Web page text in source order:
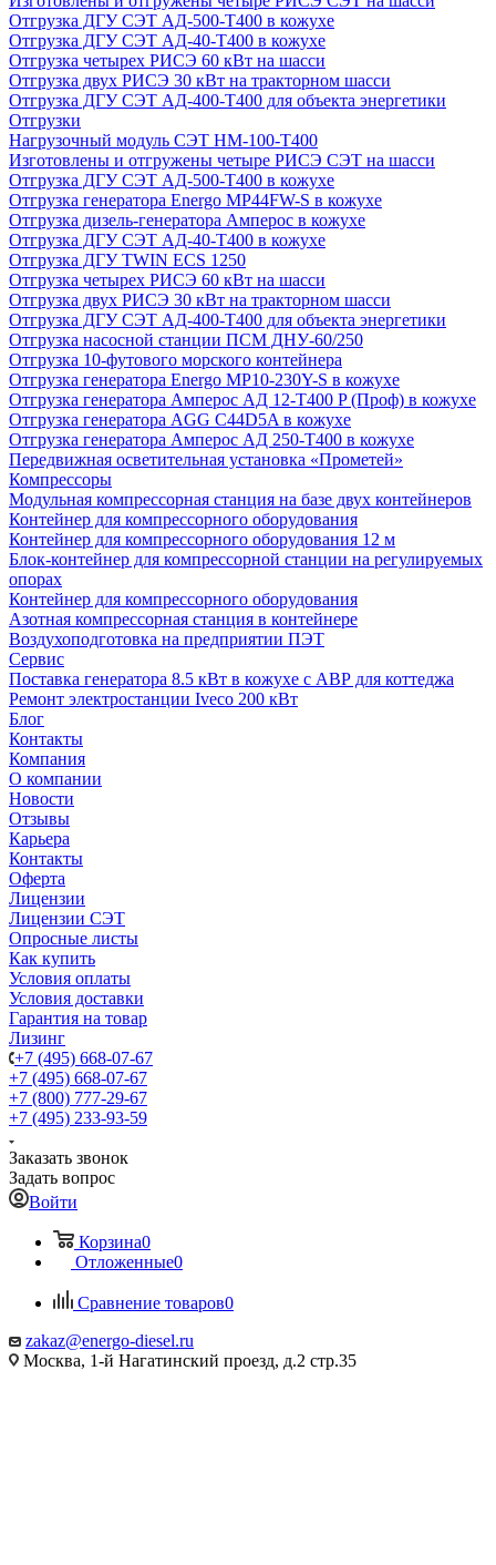
Отгрузка ДГУ СЭТ АД-500-Т400 в кожухе
Отгрузка ДГУ СЭТ АД-40-Т400 в кожухе
Отгрузка четырех РИСЭ 60 кВт на шасси
Отгрузка двух РИСЭ 30 кВт на тракторном шасси
Отгрузка ДГУ СЭТ АД-400-Т400 для объекта энергетики
Отгрузки
Нагрузочный модуль СЭТ НМ-100-Т400
Изготовлены и отгружены четыре РИСЭ СЭТ на шасси
Отгрузка ДГУ СЭТ АД-500-Т400 в кожухе
Отгрузка генератора Energo MP44FW-S в кожухе
Отгрузка дизель-генератора Амперос в кожухе
Отгрузка ДГУ СЭТ АД-40-Т400 в кожухе
Отгрузка ДГУ TWIN ECS 1250
Отгрузка четырех РИСЭ 60 кВт на шасси
Отгрузка двух РИСЭ 30 кВт на тракторном шасси
Отгрузка ДГУ СЭТ АД-400-Т400 для объекта энергетики
Отгрузка насосной станции ПСМ ДНУ-60/250
Отгрузка 10-футового морского контейнера
Отгрузка генератора Energo MP10-230Y-S в кожухе
Отгрузка генератора Амперос АД 12-Т400 P (Проф) в кожухе
Отгрузка генератора AGG C44D5A в кожухе
Отгрузка генератора Амперос АД 250-Т400 в кожухе
Передвижная осветительная установка «Прометей»
Компрессоры
Модульная компрессорная станция на базе двух контейнеров
Контейнер для компрессорного оборудования
Контейнер для компрессорного оборудования 12 м
Блок-контейнер для компрессорной станции на регулируемых
опорах
Контейнер для компрессорного оборудования
Азотная компрессорная станция в контейнере
Воздухоподготовка на предприятии ПЭТ
Сервис
Поставка генератора 8.5 кВт в кожухе с АВР для коттеджа
Ремонт электростанции Iveco 200 кВт
Блог
Контакты
Компания
О компании
Новости
Отзывы
Карьера
Контакты
Оферта
Лицензии
Лицензии СЭТ
Опросные листы
Как купить
Условия оплаты
Условия доставки
Гарантия на товар
Лизинг
+7 (495) 668-07-67
+7 (495) 668-07-67
+7 (800) 777-29-67
+7 (495) 233-93-59
Заказать звонок
Задать вопрос
Войти
Корзина0
Отложенные0
Сравнение товаров0
zakaz@energo-diesel.ru
Москва, 1-й Нагатинский проезд, д.2 стр.35